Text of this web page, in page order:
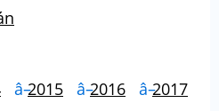
2015 2016
2017